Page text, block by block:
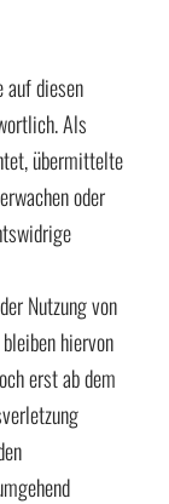
diesen
Als
übermittelte
oder
Nutzung von
hiervon
erst ab dem